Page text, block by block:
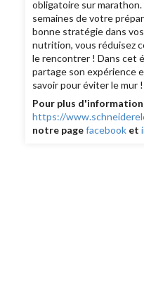
obligatoire sur
semaines de votre
bonne stratégie dans
nutrition, vous réduisez
le rencontrer ! Dans cet
partage son expérience
savoir pour éviter le mur !
Pour plus
https://
notre pagefacebook et